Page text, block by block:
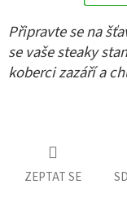
Připravte se na
se vaše steaky
koberci zazáří a
ZEPTAT SE